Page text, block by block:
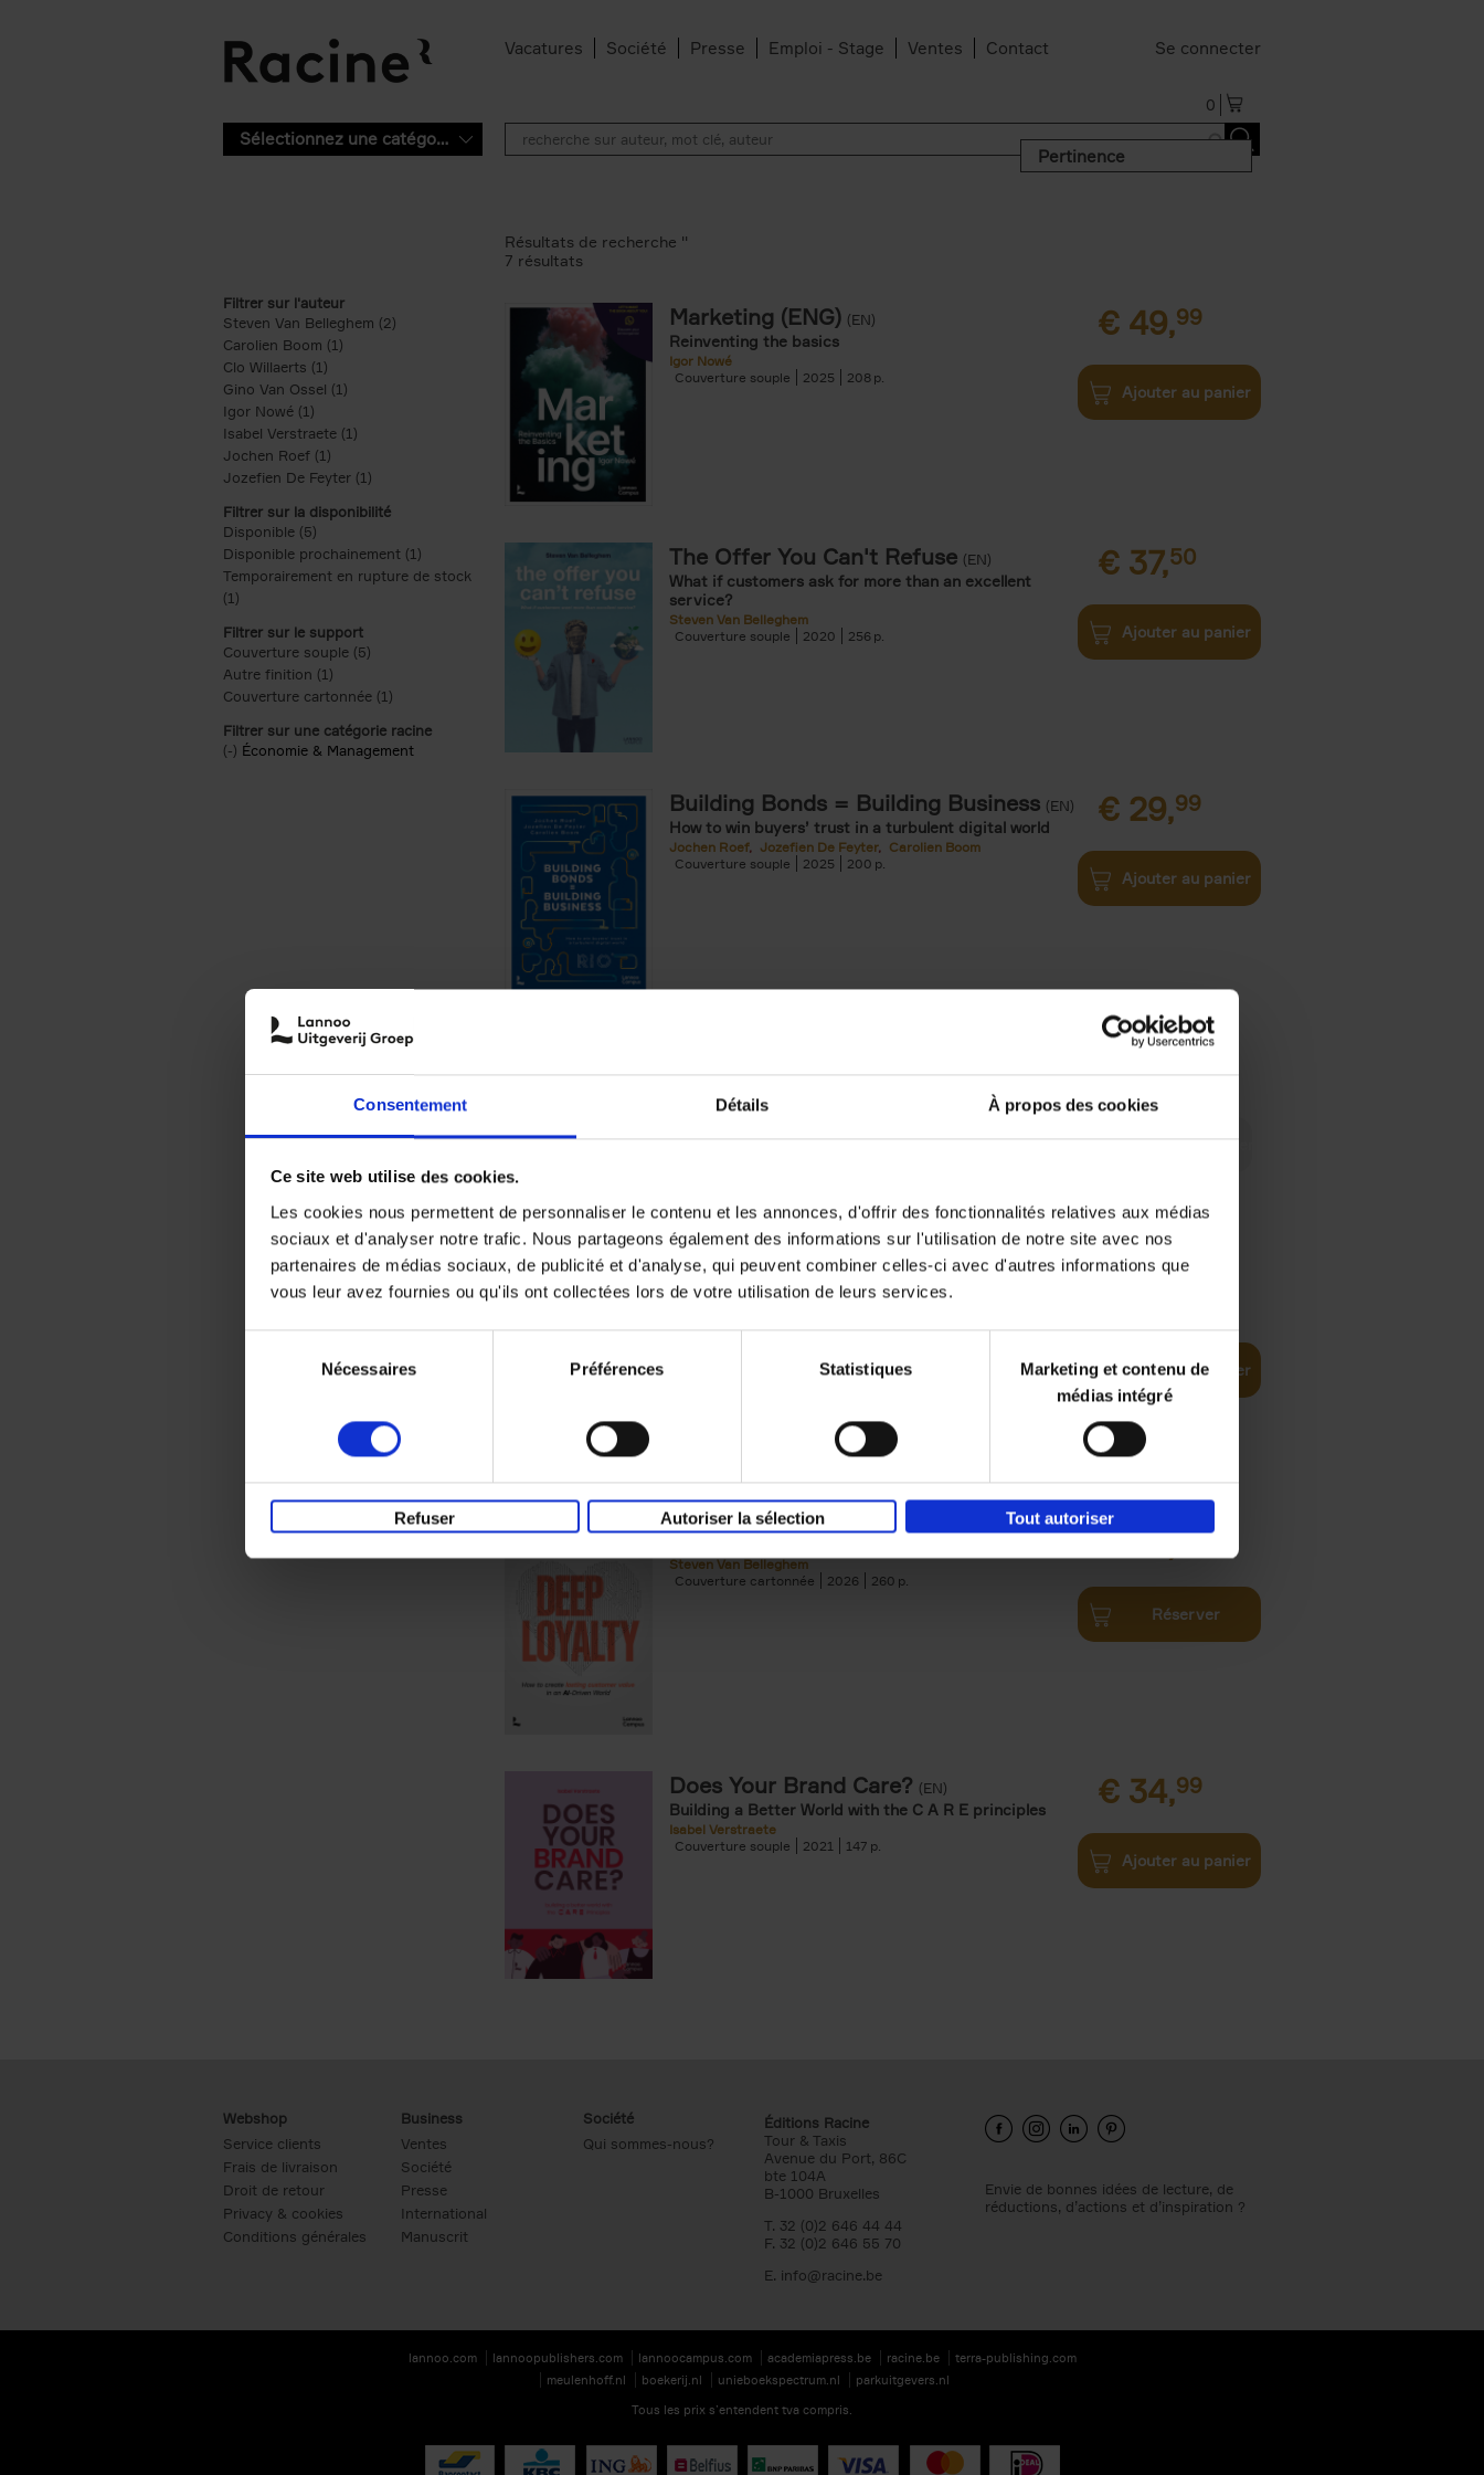
Consentement Détails À propos des cookies
Ce site web utilise des cookies.
Les cookies nous permettent de personnaliser le contenu et les annonces, d'offrir des fonctionnalités relatives aux médias
sociaux et d'analyser notre trafic. Nous partageons également des informations sur l'utilisation de notre site avec nos
partenaires de médias sociaux, de publicité et d'analyse, qui peuvent combiner celles-ci avec d'autres informations que
vous leur avez fournies ou qu'ils ont collectées lors de votre utilisation de leurs services.
Nécessaires Préférences Statistiques
Marketing et contenu de
médias intégré
Refuser Autoriser la sélection Tout autoriser
Vacatures Société Presse Emploi - Stage Ventes Contact Se connecter
0
Sélectionnez une catégorie
Pertinence
Filtrer sur l'auteur
Steven Van Belleghem (2) Apply Steven Van Belleghem filter
Carolien Boom (1)
Clo Willaerts (1)
Gino Van Ossel (1)
Igor Nowé (1)
Isabel Verstraete (1) Apply Isabel Verstraete filter
Jochen Roef (1)
Jozefien De Feyter (1) Apply Jozefien De Feyter filter
Filtrer sur la disponibilité
Disponible (5)
Disponible prochainement (1) Apply Disponible prochainement filter
Temporairement en rupture de stock
(1) Apply Temporairement en rupture de stock filter
Filtrer sur le support
Couverture souple (5) Apply Couverture souple filter
Autre finition (1)
Couverture cartonnée (1)
Filtrer sur une catégorie racine
(-) Remove Économie & Management filter
Économie & Management
Résultats de recherche ''
7 résultats
Marketing (ENG) (EN)
Reinventing the basics
Igor Nowé
Couverture souple
2025 208
€ 49,99
Ajouter au panier
The Offer You Can't Refuse (EN)
What if customers ask for more than an excellent
service?
Steven Van Belleghem
Couverture souple
2020 256
€ 37,50
Ajouter au panier
Building Bonds = Building Business (EN)
How to win buyers’ trust in a turbulent digital world
Jochen Roef Jozefien De Feyter
Carolien Boom
Couverture souple
2025 200
€ 29,99
Ajouter au panier
Hysteria (EN)
Develop and Implement a Winning Strategy as a
Gino Van Ossel
29,99
Digital marketing like a PRO -
completely revised edition (EN)
Ajouter au panier
Deep Loyalty (ENG)
Steven Van Belleghem
Couverture cartonnée
2026 260
€34,99
Réserver
Does Your Brand Care? (EN)
Building a Better World with the C A R E principles
Isabel Verstraete
Couverture souple
2021 147
€ 34,99
Ajouter au panier
Webshop
Service clients
Frais de livraison
Droit de retour
Privacy & cookies
Conditions générales
Business
Ventes
Société
Presse
International
Manuscrit
Société
Qui sommes-nous?
Éditions Racine
Tour & Taxis
Avenue du Port, 86C
bte 104A
B-1000 Bruxelles
T. 32 (0)2 646 44 44
F. 32 (0)2 646 55 70
E. info@racine.be
Envie de bonnes idées de lecture, de
réductions, d’actions et d’inspiration ?
lannoo.com lannoopublishers.com lannoocampus.com academiapress.be racine.be
terra-publishing.com
meulenhoff.nl
boekerij.nl unieboekspectrum.nl
parkuitgevers.nl
Tous les prix s’entendent tva compris.